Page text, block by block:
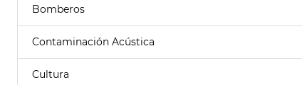
Bomberos
Contaminación Acústica
Cultura